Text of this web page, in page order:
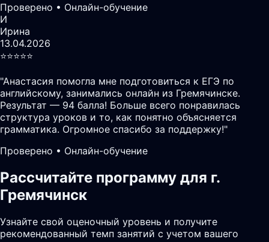
Проверено • Онлайн-обучение
И
Ирина
13.04.2026
⭐️⭐️⭐️⭐️⭐️
"Анастасия помогла мне подготовиться к ЕГЭ по
английскому, занимались онлайн из Гремячинске.
Результат — 94 балла! Больше всего понравилась
структура уроков и то, как понятно объясняется
грамматика. Огромное спасибо за поддержку!"
Проверено • Онлайн-обучение
Рассчитайте программу для г.
Гремячинск
Узнайте свой оценочный уровень и получите
рекомендованный темп занятий с учетом вашего